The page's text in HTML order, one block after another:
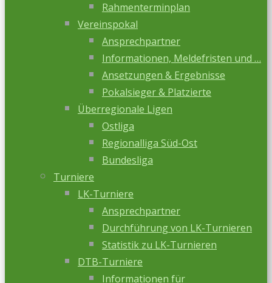
Rahmenterminplan
Vereinspokal
Ansprechpartner
Informationen, Meldefristen und …
Ansetzungen & Ergebnisse
Pokalsieger & Platzierte
Überregionale Ligen
Ostliga
Regionalliga Süd-Ost
Bundesliga
Turniere
LK-Turniere
Ansprechpartner
Durchführung von LK-Turnieren
Statistik zu LK-Turnieren
DTB-Turniere
Informationen für